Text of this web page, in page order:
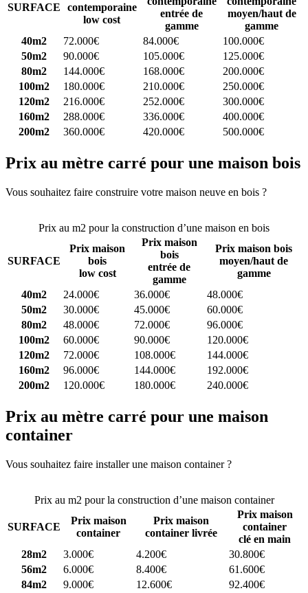
SURFACE
contemporaine
low cost
entrée de
gamme
moyen/haut de
gamme
40m2
72.000€ 84.000€
100.000€
50m2
90.000€ 105.000€
125.000€
80m2
144.000€ 168.000€
200.000€
100m2
180.000€ 210.000€
250.000€
120m2
216.000€ 252.000€
300.000€
160m2
288.000€ 336.000€
400.000€
200m2
360.000€ 420.000€ 500.000€
Prix au mètre carré pour une maison bois
Vous souhaitez faire construire votre maison neuve en bois ?
Prix au m2 pour la construction d’une maison en bois
SURFACE
Prix maison
bois
low cost
Prix maison
bois
entrée de
gamme
Prix maison bois
moyen/haut de
gamme
40m2
24.000€ 36.000€
48.000€
50m2
30.000€ 45.000€
60.000€
80m2
48.000€ 72.000€
96.000€
100m2
60.000€ 90.000€
120.000€
120m2
72.000€ 108.000€
144.000€
160m2
96.000€ 144.000€
192.000€
200m2
120.000€ 180.000€ 240.000€
Prix au mètre carré pour une maison
container
Vous souhaitez faire installer une maison container ?
Prix au m2 pour la construction d’une maison container
SURFACE
Prix maison
container
Prix maison
container livrée
Prix maison
container
clé en main
28m2
3.000€ 4.200€
30.800€
56m2
6.000€ 8.400€
61.600€
84m2
9.000€ 12.600€
92.400€